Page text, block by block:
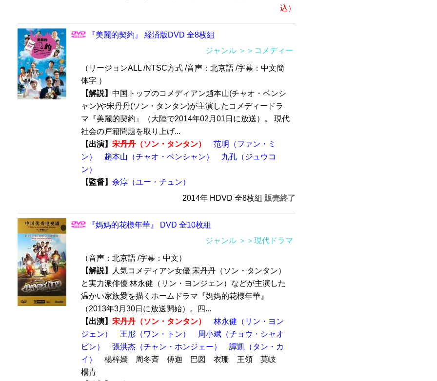
込）
『美麗的契約』 経済版DVD 全8枚組
ジャンル ＞＞コメディー
（リージョンALL /NTSC方式 /音声：北京語 /字幕：中文簡
体字 ）
【解説】 中国トップのコメディアン趙本山(チャオ・ベンシ
ャン)や宋丹丹(ソン・タンタン)が主演したコメディードラ
マ『美麗的契約』（大陸で2014年02月01日に放送）。 現代
社会の戸籍問題を取り上げ...
【出演】 宋丹丹（ソン・タンタン）
范明（ファン・ミ
ン）
趙本山（チャオ・ベンシャン）
九孔（ジュウコ
ン）
【監督】 余淳（ユー・チュン）
2014年 HDVD 全8枚組 販売終了
『媽媽的花様年華』 DVD 全10枚組
ジャンル ＞＞現代ドラマ
（音声：北京語 /字幕：中文）
【解説】
人気コメディアン女優 宋丹丹（ソン・タンタン）
と実力派俳優 林永健（リン・ヨンジェン）などが主演した
温かい家族愛を描くホームドラマ『媽媽的花様年華』
（2013年3月30日に放送開始）。四...
【出演】 宋丹丹（ソン・タンタン）
林永健（リン・ヨン
ジェン）
王彤（ワン・トン）
周小斌（チョウ・シャオ
ビン）
張洪杰（チャン・ホンジェー）
譚凱（タン・カ
イ）
楊梓嫣 周冬斉 傅迦 巴図 衣珊 王領 莫岐
楊青